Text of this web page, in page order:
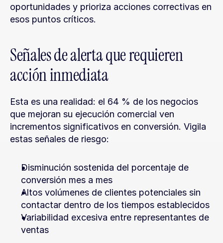
oportunidades y prioriza acciones correctivas en
esos puntos críticos.
Señales de alerta que requieren
acción inmediata
Esta es una realidad: el 64 % de los negocios
que mejoran su ejecución comercial ven
incrementos significativos en conversión. Vigila
estas señales de riesgo:
Disminución sostenida del porcentaje de
conversión mes a mes
Altos volúmenes de clientes potenciales sin
contactar dentro de los tiempos establecidos
Variabilidad excesiva entre representantes de
ventas